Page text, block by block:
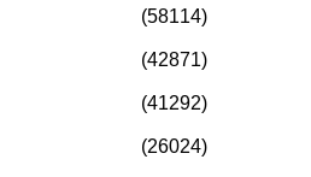
(58114)
(42871)
(41292)
(26024)